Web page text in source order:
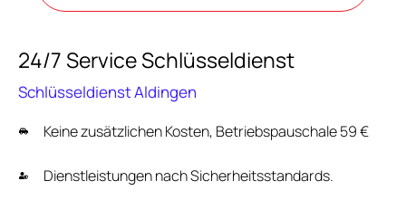
24/7 Service Schlüsseldienst
Schlüsseldienst Aldingen
Keine zusätzlichen Kosten, Betriebspauschale 59 €
Dienstleistungen nach Sicherheitsstandards.